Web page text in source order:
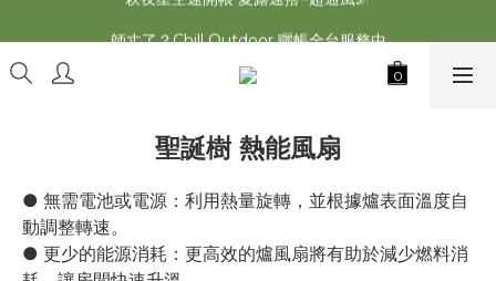
師丈了？Chill Outdoor 曬帳全台服務中
2026最新 萩遊之魂五單位2.0 發表⚡️
聖誕樹 熱能風扇
● 無需電池或電源：利用熱量旋轉，並根據爐表面溫度自
動調整轉速。
● 更少的能源消耗：更高效的爐風扇將有助於減少燃料消